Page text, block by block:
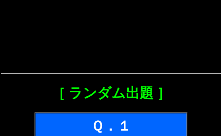
［ ランダム出題 ］
Ｑ．１